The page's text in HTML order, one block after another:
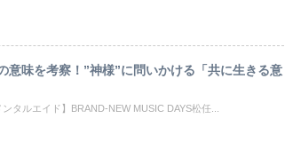
意味を考察！”神様”に問いかける「共に生きる意
タルエイド】BRAND-NEW MUSIC DAYS松任...